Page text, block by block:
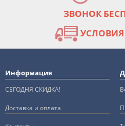
ЗВОНОК
Информация
СЕГОДНЯ СКИДКА!
Доставка и оплата